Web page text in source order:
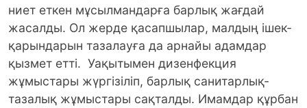
ниет еткен мұсылмандарға барлық жағдай
жасалды. Ол жерде қасапшылар, малдың ішек-
қарындарын тазалауға да арнайы адамдар
қызмет етті. Уақытымен дизенфекция
жұмыстары жүргізіліп, барлық санитарлық-
тазалық жұмыстары сақталды. Имамдар құрбан